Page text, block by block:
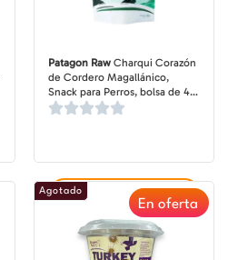
Patagon Raw Charqui Corazón
de Cordero Magallánico,
Snack para Perros, bolsa de 40
gr
Agregar al carrito
Agotado
En oferta